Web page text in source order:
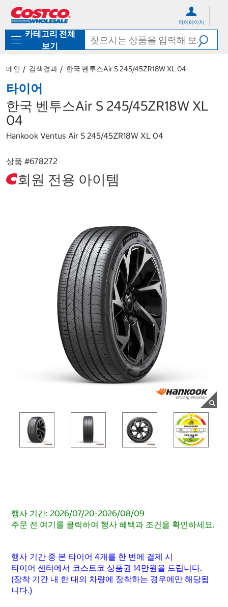
로
기
가
마이페이지
카테고리 전체
보기
메인 검색결과 한국 벤투스Air S 245/45ZR18W XL 04
타이어
한국 벤투스Air S 245/45ZR18W XL
04
Hankook Ventus Air S 245/45ZR18W XL 04
상품 #678272
회원 전용 아이템
행사 기간: 2026/07/20-2026/08/09
주문 전 여기를 클릭하여 행사 혜택과 조건을 확인하세요.
행사 기간 중 본 타이어 4개를 한 번에 결제 시
타이어 센터에서 코스트코 상품권 14만원을 드립니다.
(장착 기간 내 한 대의 차량에 장착하는 경우에만 해당됩
니다.)